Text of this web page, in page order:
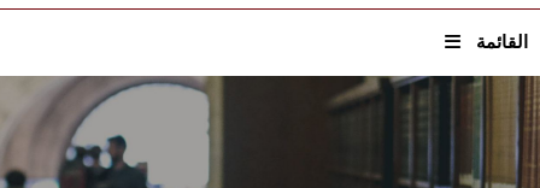
القائمة
الرئيسيـة
عن الجامعة